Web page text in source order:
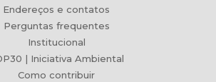
Endereços e contatos
Perguntas frequentes
Institucional
| Iniciativa Ambiental
Como contribuir